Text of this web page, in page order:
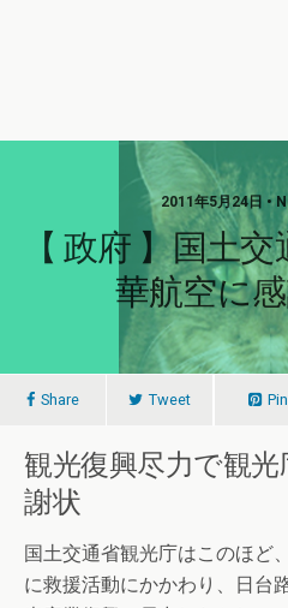
2011年5月24日 •
【 政府 】国土
華航空に
Share Tweet Pin
観光復興尽力で観
謝状
国土交通省観光庁はこのほど
に救援活動にかかわり、日台